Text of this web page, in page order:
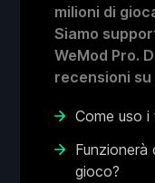
milioni di
Siamo
WeMod Pro.
recensioni su
Come uso
Funzionerà
gioco?